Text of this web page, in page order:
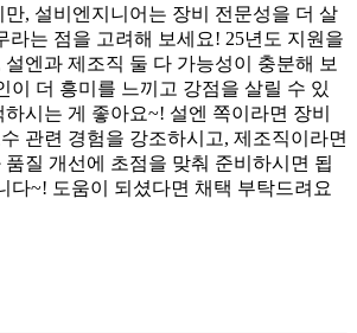
만, 설비엔지니어는 장비 전문성을 더 살
라는 점을 고려해 보세요! 25년도 지원을
엔과 제조직 둘 다 가능성이 충분해 보
이 더 흥미를 느끼고 강점을 살릴 수 있
시는 게 좋아요~! 설엔 쪽이라면 장비
관련 경험을 강조하시고, 제조직이라면
품질 개선에 초점을 맞춰 준비하시면 됩
다~! 도움이 되셨다면 채택 부탁드려요